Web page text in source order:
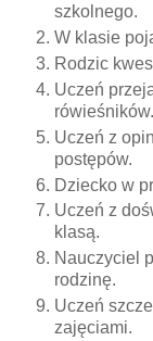
szkolnego.
W klasie
Rodzic
Uczeń
rówieśników.
Uczeń z
postępów.
Dziecko w
Uczeń z
klasą.
Nauczyciel
rodzinę.
Uczeń
zajęciami.